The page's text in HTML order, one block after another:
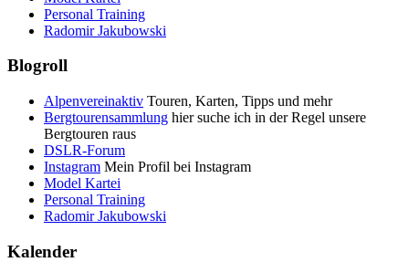
Personal Training
Radomir Jakubowski
Blogroll
Alpenvereinaktiv Touren, Karten, Tipps und mehr
Bergtourensammlung hier suche ich in der Regel unsere
Bergtouren raus
DSLR-Forum
Instagram Mein Profil bei Instagram
Model Kartei
Personal Training
Radomir Jakubowski
Kalender